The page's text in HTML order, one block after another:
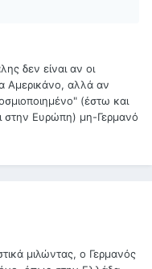
δεν είναι αν οι
Αμερικάνο, αλλά αν
(έστω και
στην Ευρώπη) μη-Γερμανό
μιλώντας, ο Γερμανός